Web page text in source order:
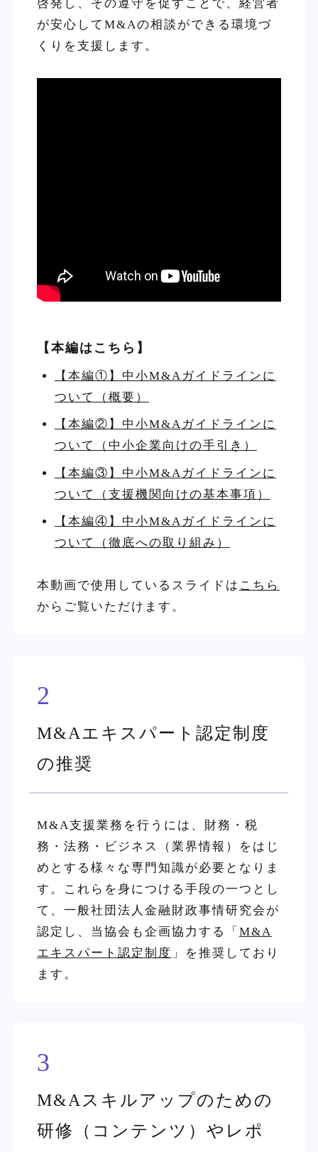
啓発し、その遵守を促すことで、経営者
が安心してM&Aの相談ができる環境づ
くりを支援します。
【本編はこちら】
【本編①】中小M&Aガイドラインに
ついて（概要）
【本編②】中小M&Aガイドラインに
ついて（中小企業向けの手引き）
【本編③】中小M&Aガイドラインに
ついて（支援機関向けの基本事項）
【本編④】中小M&Aガイドラインに
ついて（徹底への取り組み）
本動画で使用しているスライドは こちら
からご覧いただけます。
2
M&Aエキスパート認定制度
の推奨
M&A支援業務を行うには、財務・税
務・法務・ビジネス（業界情報）をはじ
めとする様々な専門知識が必要となりま
す。これらを身につける手段の一つとし
て、一般社団法人金融財政事情研究会が
認定し、当協会も企画協力する「 M&A
エキスパート認定制度 」を推奨しており
ます。
3
M&Aスキルアップのための
研修（コンテンツ）やレポ